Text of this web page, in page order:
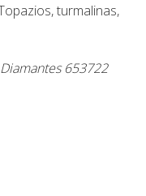
turmalinas,
653722